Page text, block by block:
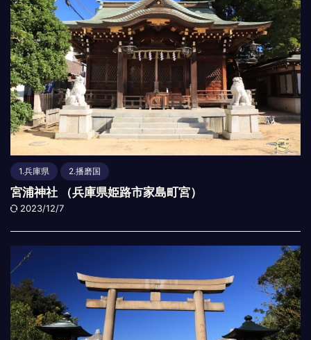
1.兵庫県 2.播磨国
宮浦神社 （兵庫県姫路市家島町宮）
2023/12/7